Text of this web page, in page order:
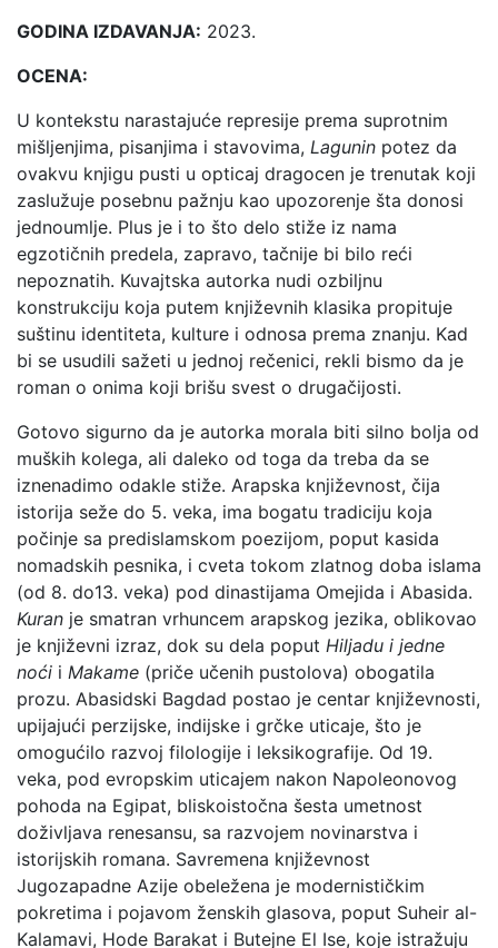
GODINA IZDAVANJA: 2023.
OCENA:
U kontekstu narastajuće represije prema suprotnim
mišljenjima, pisanjima i stavovima, Lagunin potez da
ovakvu knjigu pusti u opticaj dragocen je trenutak koji
zaslužuje posebnu pažnju kao upozorenje šta donosi
jednoumlje. Plus je i to što delo stiže iz nama
egzotičnih predela, zapravo, tačnije bi bilo reći
nepoznatih. Kuvajtska autorka nudi ozbiljnu
konstrukciju koja putem književnih klasika propituje
suštinu identiteta, kulture i odnosa prema znanju. Kad
bi se usudili sažeti u jednoj rečenici, rekli bismo da je
roman o onima koji brišu svest o drugačijosti.
Gotovo sigurno da je autorka morala biti silno bolja od
muških kolega, ali daleko od toga da treba da se
iznenadimo odakle stiže. Arapska književnost, čija
istorija seže do 5. veka, ima bogatu tradiciju koja
počinje sa predislamskom poezijom, poput kasida
nomadskih pesnika, i cveta tokom zlatnog doba islama
(od 8. do13. veka) pod dinastijama Omejida i Abasida.
Kuran je smatran vrhuncem arapskog jezika, oblikovao
je književni izraz, dok su dela poput Hiljadu i jedne
noći i Makame (priče učenih pustolova) obogatila
prozu. Abasidski Bagdad postao je centar književnosti,
upijajući perzijske, indijske i grčke uticaje, što je
omogućilo razvoj filologije i leksikografije. Od 19.
veka, pod evropskim uticajem nakon Napoleonovog
pohoda na Egipat, bliskoistočna šesta umetnost
doživljava renesansu, sa razvojem novinarstva i
istorijskih romana. Savremena književnost
Jugozapadne Azije obeležena je modernističkim
pokretima i pojavom ženskih glasova, poput Suheir al-
Kalamavi, Hode Barakat i Butejne El Ise, koje istražuju